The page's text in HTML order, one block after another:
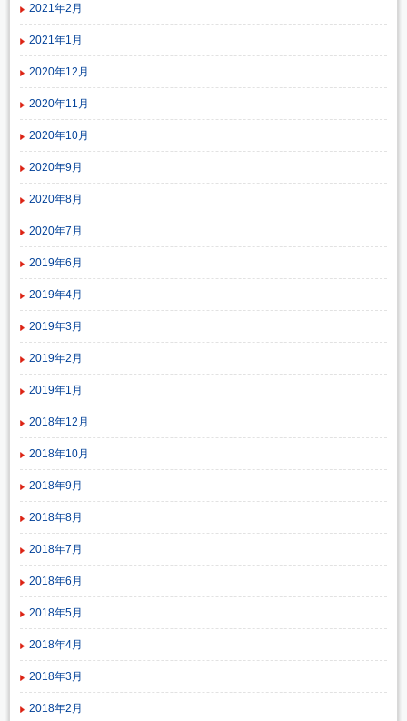
2021年2月
2021年1月
2020年12月
2020年11月
2020年10月
2020年9月
2020年8月
2020年7月
2019年6月
2019年4月
2019年3月
2019年2月
2019年1月
2018年12月
2018年10月
2018年9月
2018年8月
2018年7月
2018年6月
2018年5月
2018年4月
2018年3月
2018年2月